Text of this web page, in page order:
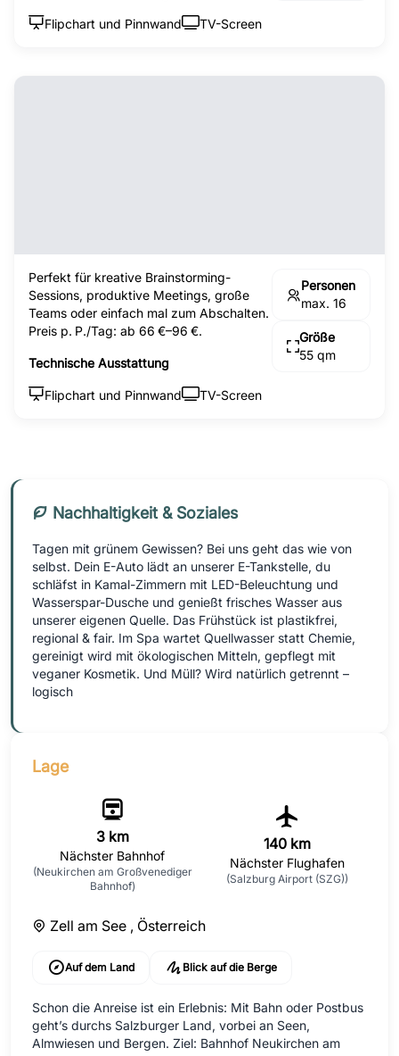
Flipchart und Pinnwand TV-Screen
Perfekt für kreative Brainstorming-
Sessions, produktive Meetings, große
Teams oder einfach mal zum Abschalten.
Preis p. P./Tag: ab 66 €–96 €.
Technische Ausstattung
Flipchart und Pinnwand TV-Screen
Personen
max. 16
Größe
55 qm
Nachhaltigkeit & Soziales
Tagen mit grünem Gewissen? Bei uns geht das wie von
selbst. Dein E-Auto lädt an unserer E-Tankstelle, du
schläfst in Kamal-Zimmern mit LED-Beleuchtung und
Wasserspar-Dusche und genießt frisches Wasser aus
unserer eigenen Quelle. Das Frühstück ist plastikfrei,
regional & fair. Im Spa wartet Quellwasser statt Chemie,
gereinigt wird mit ökologischen Mitteln, gepflegt mit
veganer Kosmetik. Und Müll? Wird natürlich getrennt –
logisch
Lage
3 km
Nächster Bahnhof
(Neukirchen am Großvenediger
Bahnhof)
140 km
Nächster Flughafen
(Salzburg Airport (SZG))
Zell am See , Österreich
Auf dem Land Blick auf die Berge
Schon die Anreise ist ein Erlebnis: Mit Bahn oder Postbus
geht’s durchs Salzburger Land, vorbei an Seen,
Almwiesen und Bergen. Ziel: Bahnhof Neukirchen am